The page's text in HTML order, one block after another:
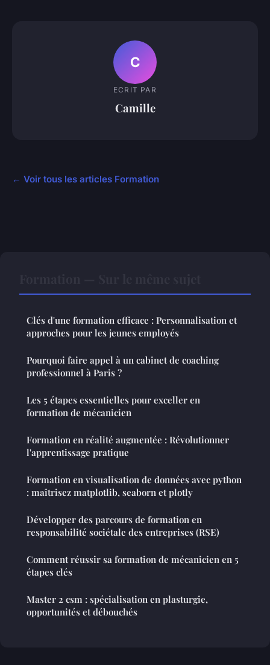
C
ECRIT PAR
Camille
← Voir tous les articles Formation
Clés d'une formation efficace : Personnalisation et
approches pour les jeunes employés
Pourquoi faire appel à un cabinet de coaching
professionnel à Paris ?
Les 5 étapes essentielles pour exceller en
formation de mécanicien
Formation en réalité augmentée : Révolutionner
l'apprentissage pratique
Formation en visualisation de données avec python
: maîtrisez matplotlib, seaborn et plotly
Développer des parcours de formation en
responsabilité sociétale des entreprises (RSE)
Comment réussir sa formation de mécanicien en 5
étapes clés
Master 2 csm : spécialisation en plasturgie,
opportunités et débouchés